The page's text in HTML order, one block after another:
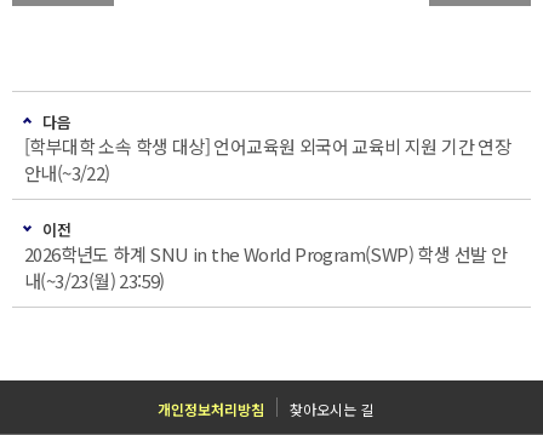
다음
[학부대학 소속 학생 대상] 언어교육원 외국어 교육비 지원 기간 연장
안내(~3/22)
이전
2026학년도 하계 SNU in the World Program(SWP) 학생 선발 안
내(~3/23(월) 23:59)
개인정보처리방침 찾아오시는 길